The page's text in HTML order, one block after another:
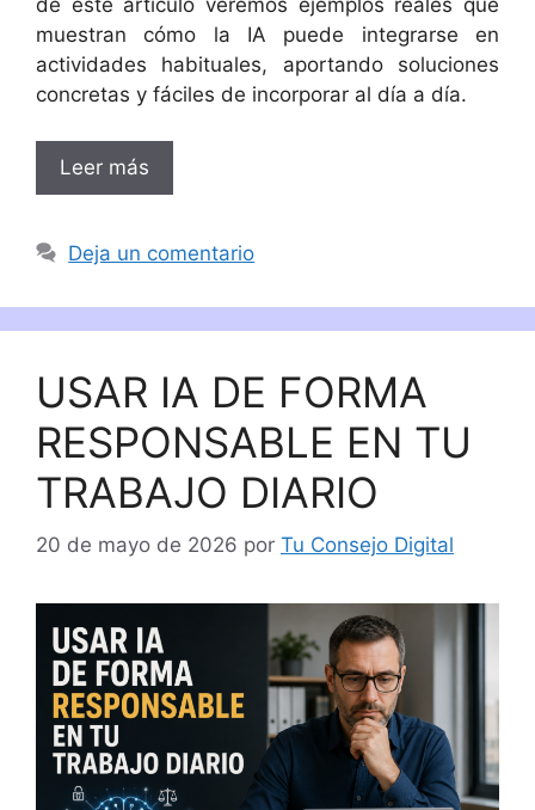
de este artículo veremos ejemplos reales que
muestran cómo la IA puede integrarse en
actividades habituales, aportando soluciones
concretas y fáciles de incorporar al día a día.
Leer más
Deja un comentario
USAR IA DE FORMA
RESPONSABLE EN TU
TRABAJO DIARIO
20 de mayo de 2026 por Tu Consejo Digital